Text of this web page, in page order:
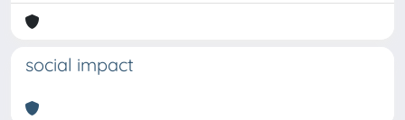
social impact